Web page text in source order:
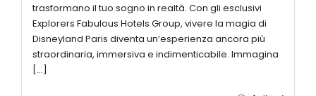
trasformano il tuo sogno in realtà. Con gli esclusivi
Explorers Fabulous Hotels Group, vivere la magia di
Disneyland Paris diventa un’esperienza ancora più
straordinaria, immersiva e indimenticabile. Immagina
[…]